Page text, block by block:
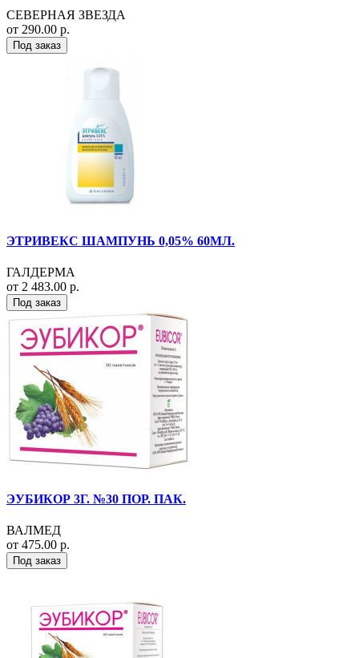
СЕВЕРНАЯ ЗВЕЗДА
от 290.00 р.
Под заказ
ЭТРИВЕКС ШАМПУНЬ 0,05% 60МЛ.
ГАЛДЕРМА
от 2 483.00 р.
Под заказ
ЭУБИКОР 3Г. №30 ПОР. ПАК.
ВАЛМЕД
от 475.00 р.
Под заказ